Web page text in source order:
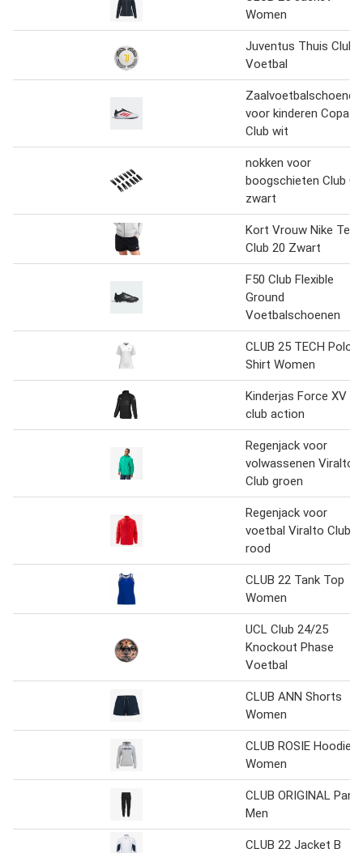
Women
Juventus Thuis Club
Voetbal
Zaalvoetbalschoenen
voor kinderen Copa
Club wit
nokken voor
boogschieten Club
zwart
Kort Vrouw Nike
Club 20 Zwart
F50 Club Flexible
Ground
Voetbalschoenen
CLUB 25 TECH Polo
Shirt Women
Kinderjas Force XV
club action
Regenjack voor
volwassenen Viralto
Club groen
Regenjack voor
voetbal Viralto Club
rood
CLUB 22 Tank Top
Women
UCL Club 24/25
Knockout Phase
Voetbal
CLUB ANN Shorts
Women
CLUB ROSIE Hoodie
Women
CLUB ORIGINAL
Men
CLUB 22 Jacket B